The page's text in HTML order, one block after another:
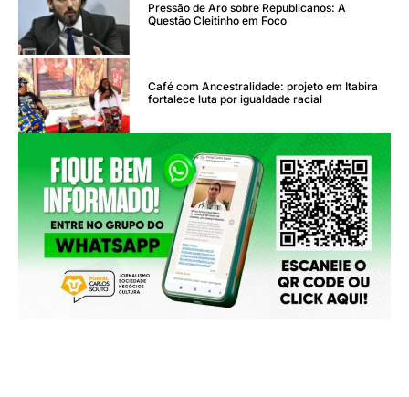
Pressão de Aro sobre Republicanos: A
Questão Cleitinho em Foco
Café com Ancestralidade: projeto em Itabira
fortalece luta por igualdade racial